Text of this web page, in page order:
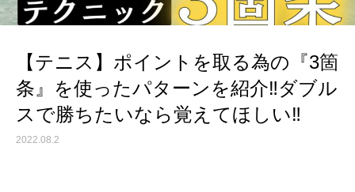
【テニス】ポイントを取る為の『3箇
条』を使ったパターンを紹介‼︎ダブル
スで勝ちたいなら覚えてほしい‼︎
2022.08.2